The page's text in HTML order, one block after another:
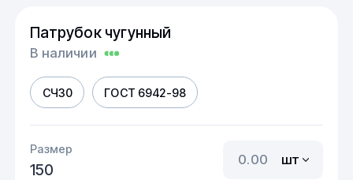
Патрубок чугунный
В наличии
СЧ30 ГОСТ 6942-98
Размер
150
шт